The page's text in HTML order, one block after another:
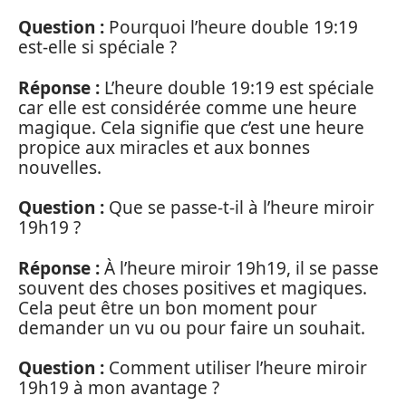
Question : Pourquoi l’heure double 19:19
est-elle si spéciale ?
Réponse : L’heure double 19:19 est spéciale
car elle est considérée comme une heure
magique. Cela signifie que c’est une heure
propice aux miracles et aux bonnes
nouvelles.
Question : Que se passe-t-il à l’heure miroir
19h19 ?
Réponse :À l’heure miroir 19h19, il se passe
souvent des choses positives et magiques.
Cela peut être un bon moment pour
demander un vu ou pour faire un souhait.
Question : Comment utiliser l’heure miroir
19h19 à mon avantage ?